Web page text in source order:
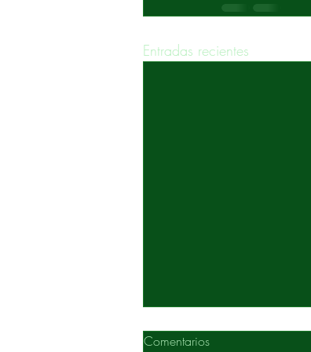
Entradas recientes
Comentarios